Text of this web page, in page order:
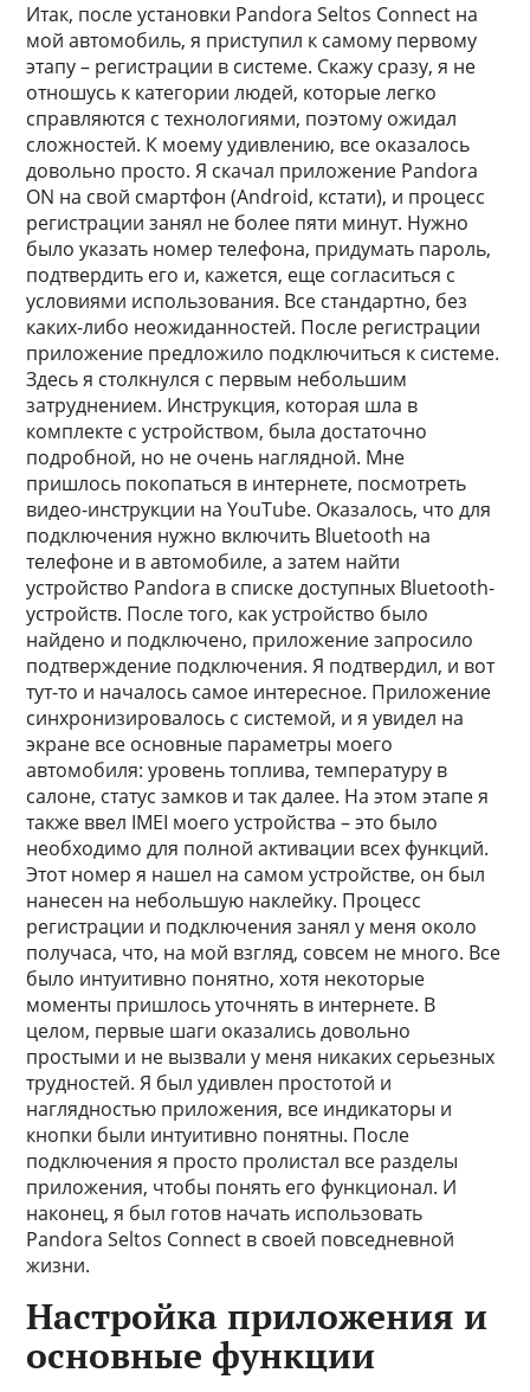
Итак, после установки Pandora Seltos Connect на
мой автомобиль, я приступил к самому первому
этапу – регистрации в системе. Скажу сразу, я не
отношусь к категории людей, которые легко
справляются с технологиями, поэтому ожидал
сложностей. К моему удивлению, все оказалось
довольно просто. Я скачал приложение Pandora
ON на свой смартфон (Android, кстати), и процесс
регистрации занял не более пяти минут. Нужно
было указать номер телефона, придумать пароль,
подтвердить его и, кажется, еще согласиться с
условиями использования. Все стандартно, без
каких-либо неожиданностей. После регистрации
приложение предложило подключиться к системе.
Здесь я столкнулся с первым небольшим
затруднением. Инструкция, которая шла в
комплекте с устройством, была достаточно
подробной, но не очень наглядной. Мне
пришлось покопаться в интернете, посмотреть
видео-инструкции на YouTube. Оказалось, что для
подключения нужно включить Bluetooth на
телефоне и в автомобиле, а затем найти
устройство Pandora в списке доступных Bluetooth-
устройств. После того, как устройство было
найдено и подключено, приложение запросило
подтверждение подключения. Я подтвердил, и вот
тут-то и началось самое интересное. Приложение
синхронизировалось с системой, и я увидел на
экране все основные параметры моего
автомобиля: уровень топлива, температуру в
салоне, статус замков и так далее. На этом этапе я
также ввел IMEI моего устройства – это было
необходимо для полной активации всех функций.
Этот номер я нашел на самом устройстве, он был
нанесен на небольшую наклейку. Процесс
регистрации и подключения занял у меня около
получаса, что, на мой взгляд, совсем не много. Все
было интуитивно понятно, хотя некоторые
моменты пришлось уточнять в интернете. В
целом, первые шаги оказались довольно
простыми и не вызвали у меня никаких серьезных
трудностей. Я был удивлен простотой и
наглядностью приложения, все индикаторы и
кнопки были интуитивно понятны. После
подключения я просто пролистал все разделы
приложения, чтобы понять его функционал. И
наконец, я был готов начать использовать
Pandora Seltos Connect в своей повседневной
жизни.
Настройка приложения и
основные функции